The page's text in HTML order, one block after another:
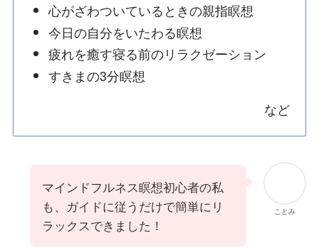
心がざわついているときの親指瞑想
今日の自分をいたわる瞑想
疲れを癒す寝る前のリラクゼーション
すきまの3分瞑想
など
ことみ
マインドフルネス瞑想初心者の私
も、ガイドに従うだけで簡単にリ
ラックスできました！